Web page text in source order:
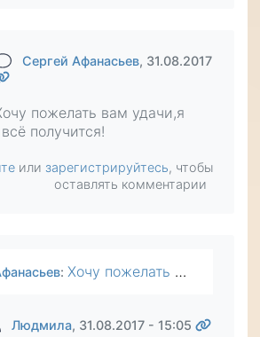
Сергей Афанасьев, 31.08.2017
пожелать вам удачи,я
получится!
или зарегистрируйтесь, чтобы
оставлять комментарии
: Хочу пожелать вам удачи,я думаю у вас всё получится!
Людмила, 31.08.2017 - 15:05